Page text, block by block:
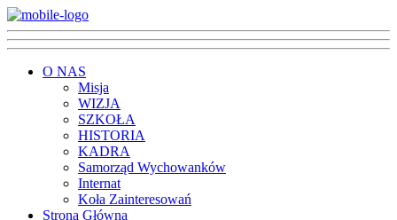
O NAS
Misja
WIZJA
SZKOŁA
HISTORIA
KADRA
Samorząd Wychowanków
Internat
Koła Zainteresowań
Strona Główna